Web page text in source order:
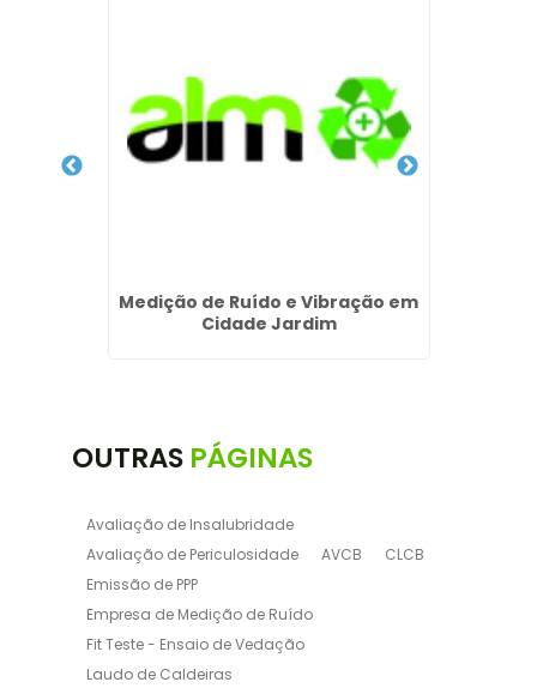
Medição de Ruído e Vibração em
Cidade Jardim
OUTRAS PÁGINAS
Avaliação de Insalubridade
Avaliação de Periculosidade
AVCB
CLCB
Emissão de PPP
Empresa de Medição de Ruído
Fit Teste - Ensaio de Vedação
Laudo de Caldeiras